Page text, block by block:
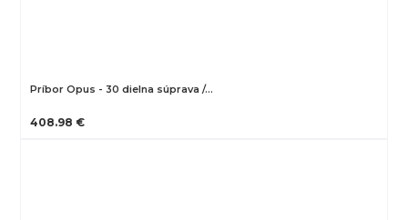
Príbor Opus - 30 dielna súprava /…
408.98 €